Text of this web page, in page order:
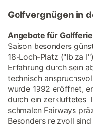
Golfvergnügen in
Angebote für
Saison besonders
18-Loch-Platz ("Ibiza
Erfahrung durch sein
technisch
wurde 1992 eröffnet,
durch ein zerklüftetes
schmalen Fairways
Besonders reizvoll